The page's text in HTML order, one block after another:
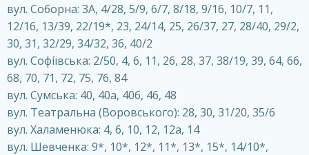
вул. Соборна: 3А, 4/28, 5/9, 6/7, 8/18, 9/16, 10/7, 11,
12/16, 13/39, 22/19*, 23, 24/14, 25, 26/37, 27, 28/40, 29/2,
30, 31, 32/29, 34/32, 36, 40/2
вул. Софіївська: 2/50, 4, 6, 11, 26, 28, 37, 38/19, 39, 64, 66,
68, 70, 71, 72, 75, 76, 84
вул. Сумська: 40, 40а, 40б, 46, 48
вул. Театральна (Воровського): 28, 30, 31/20, 35/6
вул. Халаменюка: 4, 6, 10, 12, 12а, 14
вул. Шевченка: 9*, 10*, 12*, 11*, 13*, 15*, 14/10*,